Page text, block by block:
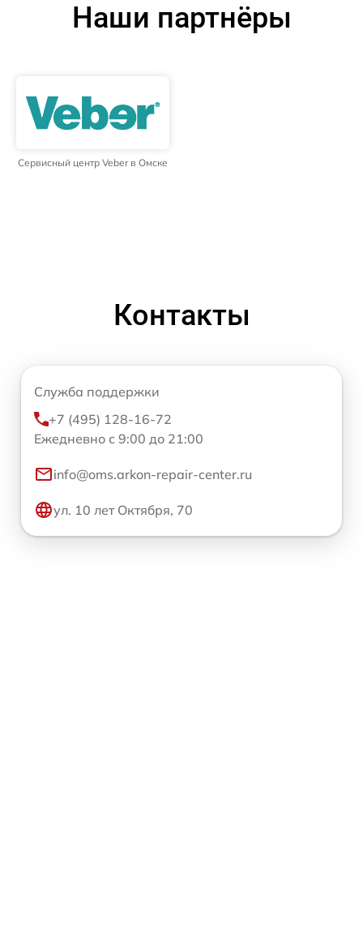
Наши партнёры
Сервисный центр Veber в Омске
Контакты
Служба поддержки
+7 (495) 128-16-72
Ежедневно с 9:00 до 21:00
info@oms.arkon-repair-center.ru
ул. 10 лет Октября, 70